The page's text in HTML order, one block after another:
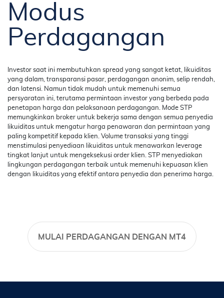
Modus
Perdagangan
Investor saat ini membutuhkan spread yang sangat ketat, likuiditas
yang dalam, transparansi pasar, perdagangan anonim, selip rendah,
dan latensi. Namun tidak mudah untuk memenuhi semua
persyaratan ini, terutama permintaan investor yang berbeda pada
penetapan harga dan pelaksanaan perdagangan. Mode STP
memungkinkan broker untuk bekerja sama dengan semua penyedia
likuiditas untuk mengatur harga penawaran dan permintaan yang
paling kompetitif kepada klien. Volume transaksi yang tinggi
menstimulasi penyediaan likuiditas untuk menawarkan leverage
tingkat lanjut untuk mengeksekusi order klien. STP menyediakan
lingkungan perdagangan terbaik untuk memenuhi kepuasan klien
dengan likuiditas yang efektif antara penyedia dan penerima harga.
MULAI PERDAGANGAN DENGAN MT4